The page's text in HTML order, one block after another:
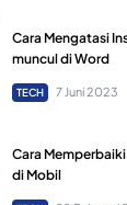
Cara Mengatasi
muncul di Word
TECH 7 Juni 2023
Cara
di Mobil